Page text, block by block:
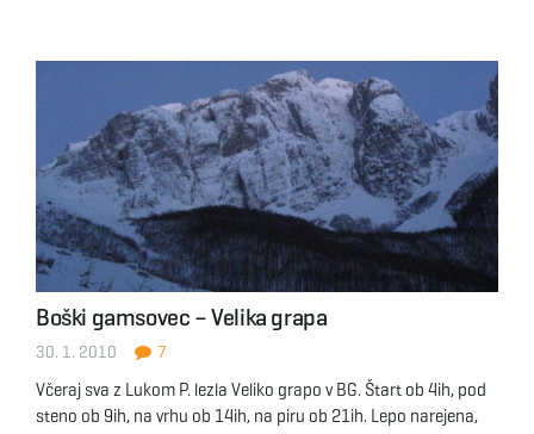
Boški gamsovec – Velika grapa
30. 1. 2010 7
Včeraj sva z Lukom P. lezla Veliko grapo v BG. Štart ob 4ih, pod
steno ob 9ih, na vrhu ob 14ih, na piru ob 21ih. Lepo narejena,